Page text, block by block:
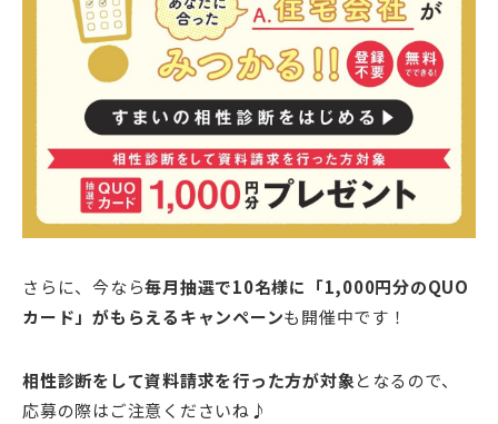
さらに、今なら毎月抽選で10名様に「1,000円分のQUO
カード」がもらえるキャンペーンも開催中です！
相性診断をして資料請求を行った方が対象となるので、
応募の際はご注意くださいね♪